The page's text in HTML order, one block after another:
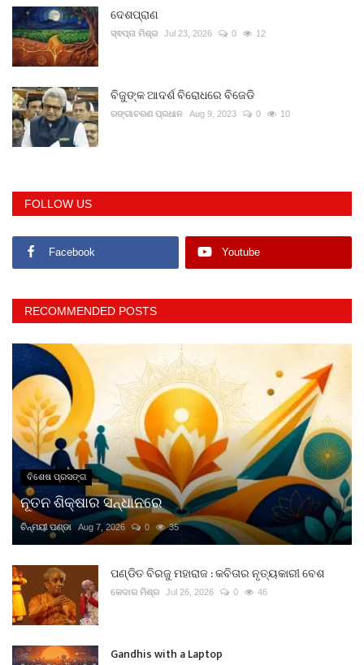
ଦେଶପ୍ରାଣ
ସ୍ଵପ୍ନା ମିଶ୍ର Jul 23, 2026 0 12
ବିଜୁଙ୍କ ଆଦର୍ଶ ବିରୋଧରେ ବିଜେଡି
ରଙ୍ଗାଚରଣ ପ୍ରଧାନ Aug 9, 2023 0 10
FOLLOW US
Facebook Youtube
RECOMMENDED POSTS
ବିଶେଷ ପ୍ରସଙ୍ଗ
ନୂତନ ଶିକ୍ଷାର ସନ୍ଧାନରେ
ଚିନ୍ମୟୀ ପଣ୍ଡା Aug 7, 2026 0 35
ପଣ୍ଡିତ ବିରଜୁ ମହାରାଜ : କବିତାର ନୃତ୍ୟକାରୀ ବେଶ
କେଦାର ମିଶ୍ର Jul 26, 2026 0 46
Gandhis with a Laptop